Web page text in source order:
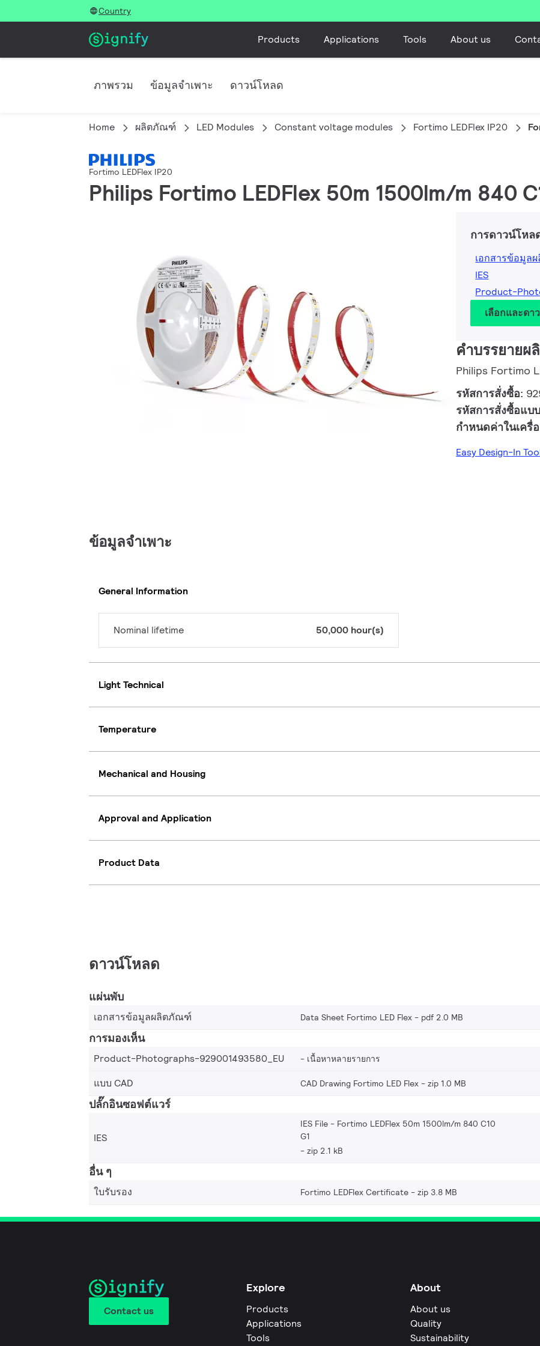
Country
Products Applications Tools About us
ภาพรวม ข้อมูลจำเพาะ ดาวน์โหลด
Home ผลิตภัณฑ์ LED Modules Constant voltage modules Fortimo LEDFlex IP20
Fortimo LEDFlex IP20
Philips Fortimo LEDFlex 50m 1500lm/m 840
การดาวน์โห
เอกสารข้อมูล
IES
Product-
เลือกและดา
คำบรรยาย
Philips Fortimo
รหัสการสั่งซื้อ:
รหัสการสั่งซื้อแบ
กำหนดค่าในเครื่
Easy Design-In
ข้อมูลจำเพาะ
General Information
Nominal lifetime 50,000 hour(s)
Light Technical
Temperature
Mechanical and Housing
Approval and Application
Product Data
ดาวน์โหลด
แผ่นพับ
เอกสารข้อมูลผลิตภัณฑ์ Data Sheet Fortimo LED Flex pdf 2.0 MB
การมองเห็น
Product-Photographs-929001493580_EU เนื้อหาหลายรายการ
แบบ CAD
CAD Drawing Fortimo LED Flex zip 1.0 MB
ปลั๊กอินซอฟต์แวร์
IES
IES File - Fortimo LEDFlex 50m 1500lm/m 840 C10
G1
zip 2.1 kB
อื่น ๆ
ใบรับรอง Fortimo LEDFlex Certificate zip 3.8 MB
Contact us
Explore
Products
Applications
Tools
About
About us
Quality
Sustainability